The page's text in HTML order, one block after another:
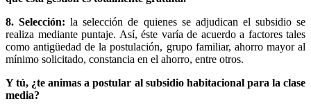
8. Selección:la selección de quienes se adjudican el subsidio se
realiza mediante puntaje. Así, éste varía de acuerdo a factores tales
como antigüedad de la postulación, grupo familiar, ahorro mayor al
mínimo solicitado, constancia en el ahorro, entre otros.
Y tú, ¿te animas a postular al subsidio habitacional para la clase
media?